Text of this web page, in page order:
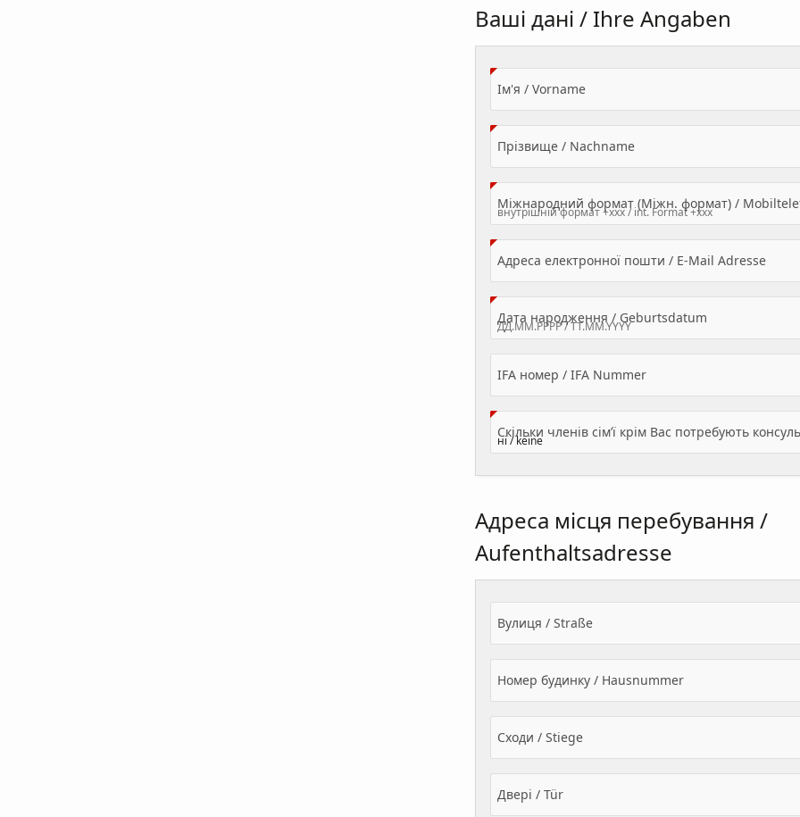
Ваші дані / Ihre Angaben
Ім'я / Vorname(Value Required)
Прізвище / Nachname(Value Required)
Міжнародний формат (Міжн. формат) /
Адреса електронної пошти / E-Mail Adresse
Дата народження / Geburtsdatum
IFA номер / IFA Nummer
Адреса місця перебування /
Aufenthaltsadresse
Вулиця / Straße
Номер будинку / Hausnummer
Сходи / Stiege
Двері / Tür